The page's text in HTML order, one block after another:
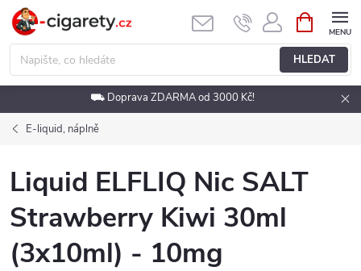
Přejít
obsah
HLEDAT
NÁKUPNÍ
KOŠÍK
⛟ Doprava ZDARMA od 3000 Kč!
E-liquid, náplně
Liquid ELFLIQ Nic SALT
Strawberry Kiwi 30ml
(3x10ml) - 10mg